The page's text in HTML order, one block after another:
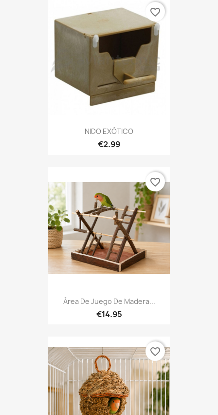
NIDO EXÓTICO
€2.99
favorite_border
Área De Juego De Madera...
€14.95
favorite_border
favorite_border